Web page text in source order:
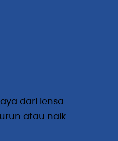
dari lensa
atau naik